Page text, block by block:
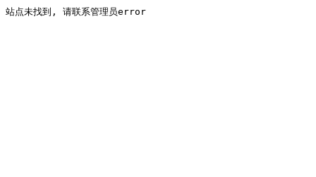
站点未找到, 请联系管理员error